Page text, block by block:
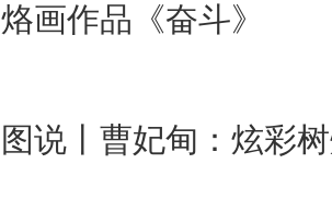
烙画作品《奋斗》
图说丨曹妃甸：炫彩